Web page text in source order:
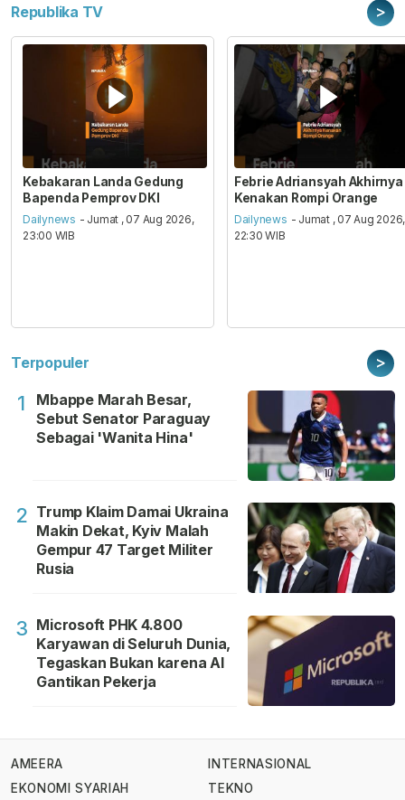
Republika TV >
Kebakaran Landa Gedung
Bapenda Pemprov DKI
Dailynews - Jumat , 07 Aug 2026,
23:00 WIB
Febrie Adriansyah Akhirnya
Kenakan Rompi Orange
Dailynews - Jumat , 07 Aug 2026,
22:30 WIB
Terpopuler >
1
Mbappe Marah Besar,
Sebut Senator Paraguay
Sebagai 'Wanita Hina'
2 Trump Klaim Damai Ukraina
Makin Dekat, Kyiv Malah
Gempur 47 Target Militer
Rusia
3 Microsoft PHK 4.800
Karyawan di Seluruh Dunia,
Tegaskan Bukan karena AI
Gantikan Pekerja
AMEERA
EKONOMI SYARIAH
INTERNASIONAL
TEKNO